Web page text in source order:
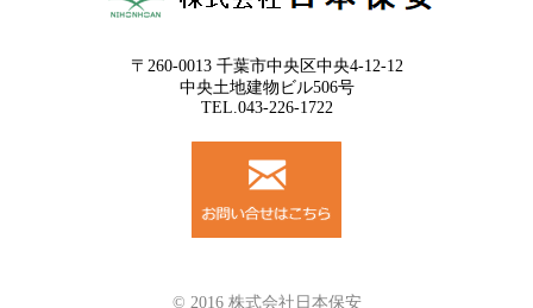
〒260-0013 千葉市中央区中央4-12-12
中央土地建物ビル506号
TEL.043-226-1722
© 2016 株式会社日本保安